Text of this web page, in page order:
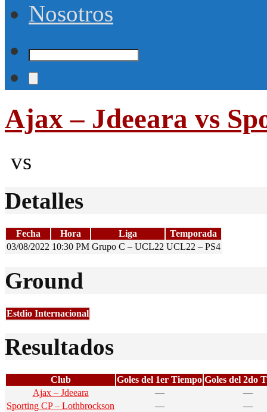
Nosotros
Ajax – Jdeeara vs
vs
Detalles
Fecha Hora Liga
Temporada
03/08/2022 10:30 PM Grupo C – UCL22 UCL22 – PS4
Ground
Estdio Internacional
Resultados
Club Goles del 1er Tiempo Goles del 2do
Ajax – Jdeeara
—
—
Sporting CP – Lothbrockson
— —